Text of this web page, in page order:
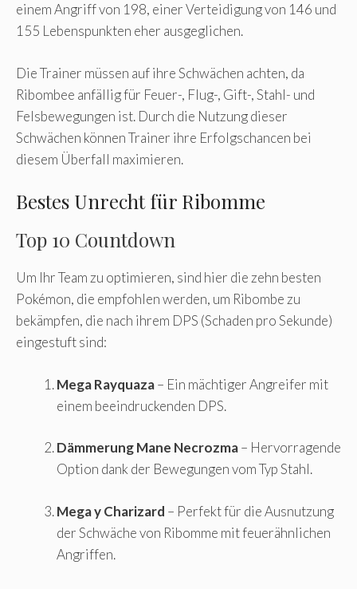
einem Angriff von 198, einer Verteidigung von 146 und
155 Lebenspunkten eher ausgeglichen.
Die Trainer müssen auf ihre Schwächen achten, da
Ribombee anfällig für Feuer-, Flug-, Gift-, Stahl- und
Felsbewegungen ist. Durch die Nutzung dieser
Schwächen können Trainer ihre Erfolgschancen bei
diesem Überfall maximieren.
Bestes Unrecht für Ribomme
Top 10 Countdown
Um Ihr Team zu optimieren, sind hier die zehn besten
Pokémon, die empfohlen werden, um Ribombe zu
bekämpfen, die nach ihrem DPS (Schaden pro Sekunde)
eingestuft sind:
Mega Rayquaza– Ein mächtiger Angreifer mit
einem beeindruckenden DPS.
Dämmerung Mane Necrozma– Hervorragende
Option dank der Bewegungen vom Typ Stahl.
Mega y Charizard – Perfekt für die Ausnutzung
der Schwäche von Ribomme mit feuerähnlichen
Angriffen.